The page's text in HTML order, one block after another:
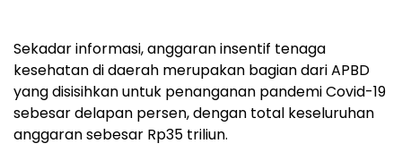
Sekadar informasi, anggaran insentif tenaga
kesehatan di daerah merupakan bagian dari APBD
yang disisihkan untuk penanganan pandemi Covid-19
sebesar delapan persen, dengan total keseluruhan
anggaran sebesar Rp35 triliun.